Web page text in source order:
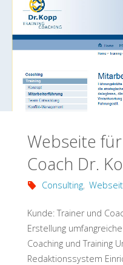
Webseite
Coach Dr.
Consulting,
Kunde: Trainer und
Erstellung
Coaching und Training
Redaktionssystem